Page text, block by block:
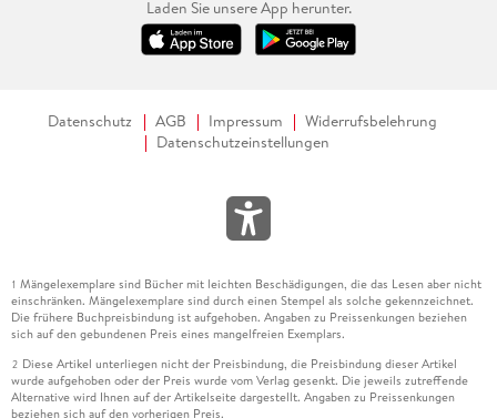
Laden Sie unsere App herunter.
Datenschutz AGB Impressum
Widerrufsbelehrung
Datenschutzeinstellungen
1 Mängelexemplare sind Bücher mit leichten Beschädigungen, die das Lesen aber nicht
einschränken. Mängelexemplare sind durch einen Stempel als solche gekennzeichnet.
Die frühere Buchpreisbindung ist aufgehoben. Angaben zu Preissenkungen beziehen
sich auf den gebundenen Preis eines mangelfreien Exemplars.
2 Diese Artikel unterliegen nicht der Preisbindung, die Preisbindung dieser Artikel
wurde aufgehoben oder der Preis wurde vom Verlag gesenkt. Die jeweils zutreffende
Alternative wird Ihnen auf der Artikelseite dargestellt. Angaben zu Preissenkungen
beziehen sich auf den vorherigen Preis.